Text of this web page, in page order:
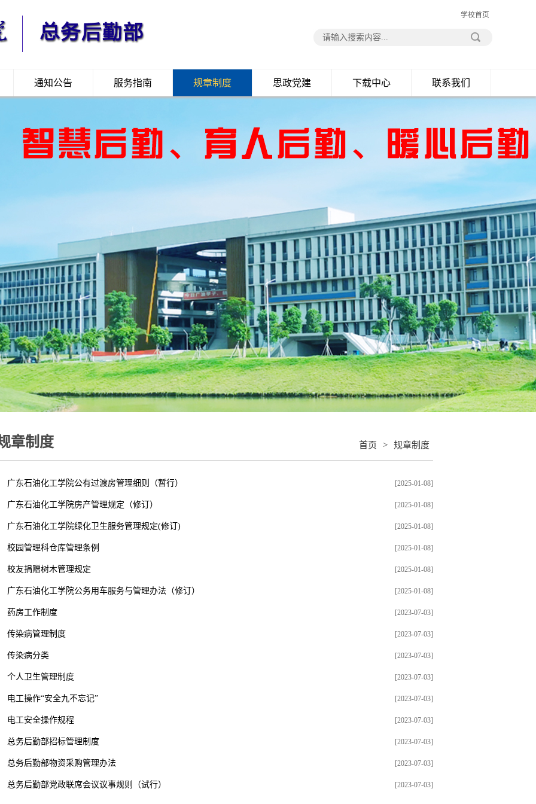
学校首页
通知公告 服务指南 规章制度 思政党建 下载中心 联系我们
章制度 首页 > 规章制度
广东石油化工学院公有过渡房管理细则（暂行） [2025-01-08]
广东石油化工学院房产管理规定（修订） [2025-01-08]
广东石油化工学院绿化卫生服务管理规定(修订) [2025-01-08]
校园管理科仓库管理条例 [2025-01-08]
校友捐赠树木管理规定 [2025-01-08]
广东石油化工学院公务用车服务与管理办法（修订） [2025-01-08]
药房工作制度 [2023-07-03]
传染病管理制度 [2023-07-03]
传染病分类 [2023-07-03]
个人卫生管理制度 [2023-07-03]
电工操作“安全九不忘记” [2023-07-03]
电工安全操作规程​ [2023-07-03]
总务后勤部招标管理制度 [2023-07-03]
总务后勤部物资采购管理办法 [2023-07-03]
总务后勤部党政联席会议议事规则（试行） [2023-07-03]